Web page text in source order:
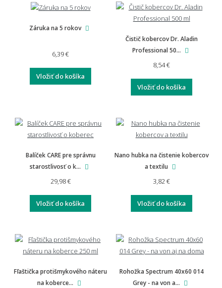
Záruka na 5 rokov
6,39 €
Vložiť do košíka
Čistič kobercov Dr. Aladin
Professional 50...
8,54 €
Vložiť do košíka
Balíček CARE pre správnu
starostlivosť o k...
29,98 €
Vložiť do košíka
Nano hubka na čistenie kobercov
a textilu
3,82 €
Vložiť do košíka
Fľaštička protišmykového náteru
na koberce...
Rohožka Spectrum 40x60 014
Grey - na von a...